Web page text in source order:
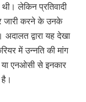
लेकिन प्रतिवादी
जारी करने के उनके
द्वारा यह देखा
में उन्नति की मांग
या एनओसी से इनकार